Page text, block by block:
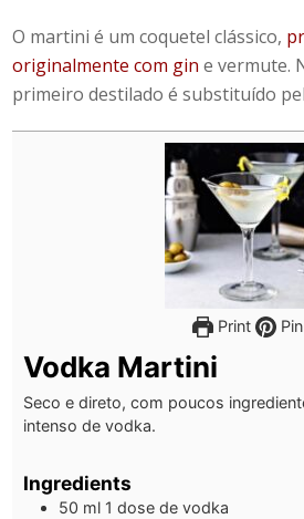
O martini é um coquetel clássico,
originalmente com gin e vermute.
primeiro destilado é substituído
Print Pin
Vodka Martini
Seco e direto, com poucos
intenso de vodka.
Ingredients
50 ml 1 dose de vodka